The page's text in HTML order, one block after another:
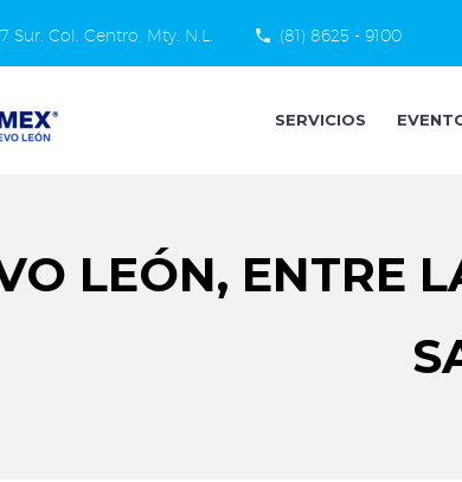
Col. Centro, Mty. N.L. (81) 8625 - 9100
SERVICIOS
LEÓN, ENTRE